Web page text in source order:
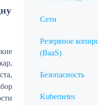
Сети
Резервное
(BaaS)
Безопасность
Kubernetes